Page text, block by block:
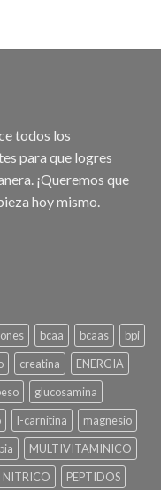
todos los
para que logres
¡Queremos que
hoy mismo.
bcaa bcaas
bpi
creatina
ENERGIA
glucosamina
l-carnitina
magnesio
MULTIVITAMINICO
PEPTIDOS